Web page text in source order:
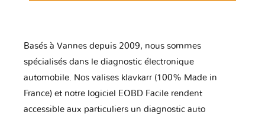
Basés à Vannes depuis 2009, nous sommes
spécialisés dans le diagnostic électronique
automobile. Nos valises klavkarr (100% Made in
France) et notre logiciel EOBD Facile rendent
accessible aux particuliers un diagnostic auto